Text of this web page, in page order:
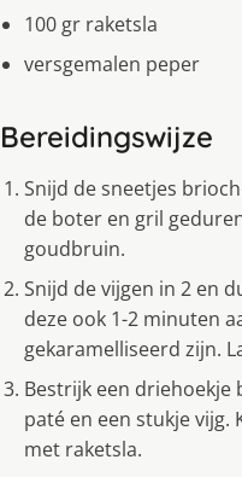
100 gr raketsla
versgemalen peper
Bereidingswijze
Snijd de sneetjes
de boter en gril
goudbruin.
Snijd de vijgen in 2 en
deze ook 1-2 minuten
gekaramelliseerd zijn.
Bestrijk een
paté en een stukje vijg.
met raketsla.